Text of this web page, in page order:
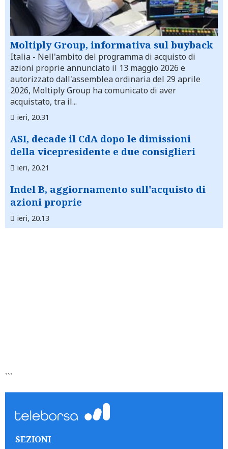
Moltiply Group, informativa sul buyback
Italia - Nell'ambito del programma di acquisto di
azioni proprie annunciato il 13 maggio 2026 e
autorizzato dall'assemblea ordinaria del 29 aprile
2026, Moltiply Group ha comunicato di aver
acquistato, tra il...
ieri, 20.31
ASI, decade il CdA dopo le dimissioni
della vicepresidente e due consiglieri
ieri, 20.21
Indel B, aggiornamento sull'acquisto di
azioni proprie
ieri, 20.13
```
SEZIONI